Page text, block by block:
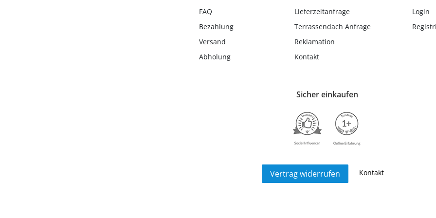
FAQ
Bezahlung
Versand
Abholung
Lieferzeitanfrage
Terrassendach Anfrage
Reklamation
Kontakt
Login
Sicher einkaufen
Vertrag widerrufen Kontakt